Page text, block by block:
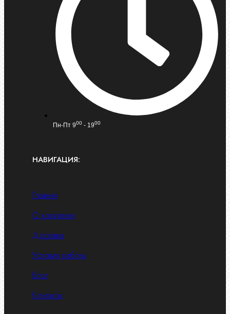
Пн-Пт 900 - 1900
НАВИГАЦИЯ:
Главная
О компании
Доставка
Условия работы
Блог
Контакты